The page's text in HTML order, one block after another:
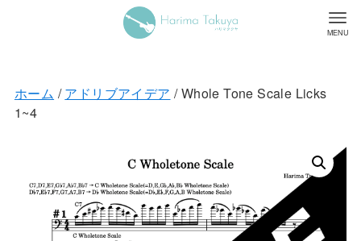
MENU
ホーム /アドリブアイデア / Whole Tone Scale Licks
1~4